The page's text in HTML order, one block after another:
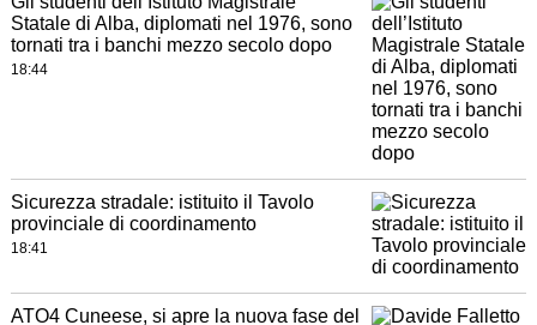
Statale di Alba, diplomati nel 1976, sono
tornati tra i banchi mezzo secolo dopo
18:44
Sicurezza stradale: istituito il Tavolo
provinciale di coordinamento
18:41
ATO4 Cuneese, si apre la nuova fase del